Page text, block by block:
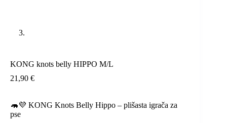
KONG knots belly HIPPO M/L
21,90 €
🦛💜 KONG Knots Belly Hippo – plišasta igrača za
pse